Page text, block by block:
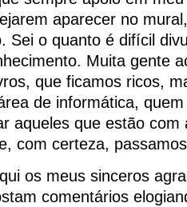
aparecer no
Sei o quanto é difícil
Muita gente
que ficamos ricos,
de informática,
aqueles que estão com
com certeza,
os meus sinceros
comentários